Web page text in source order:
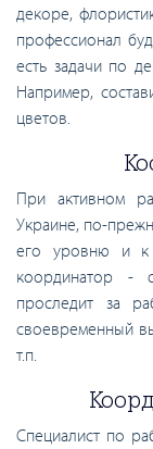
декоре,
профессионал
есть задачи по
Например,
цветов.
При активном
Украине, по-
его уровню и к
координатор -
проследит за
своевременный
т.п.
Специалист по